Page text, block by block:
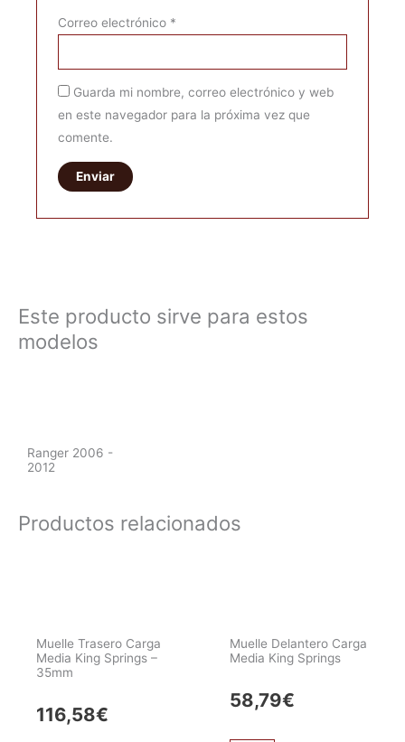
Correo electrónico *
Guarda mi nombre, correo electrónico y web
en este navegador para la próxima vez que
comente.
Este producto sirve para estos
modelos
Ranger 2006 -
2012
Productos relacionados
Muelle Trasero Carga
Media King Springs –
35mm
116,58€
Muelle Delantero Carga
Media King Springs
58,79€